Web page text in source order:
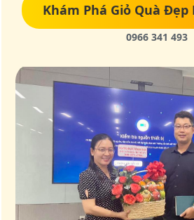
Khám Phá Giỏ Quà
0966 341 493